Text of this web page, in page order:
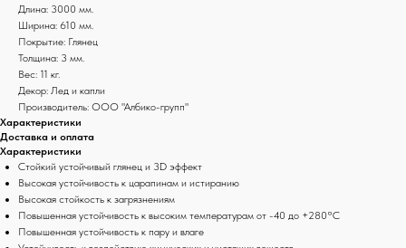
Длина: 3000 мм.
Ширина: 610 мм.
Покрытие: Глянец
Толщина: 3 мм.
Вес: 11 кг.
Декор: Лед и капли
Производитель: ООО "Албико-групп"
Характеристики
Доставка и оплата
Характеристики
Стойкий устойчивый глянец и 3D эффект
Высокая устойчивость к царапинам и истиранию
Высокая стойкость к загрязнениям
Повышенная устойчивость к высоким температурам от -40 до +280°С
Повышенная устойчивость к пару и влаге